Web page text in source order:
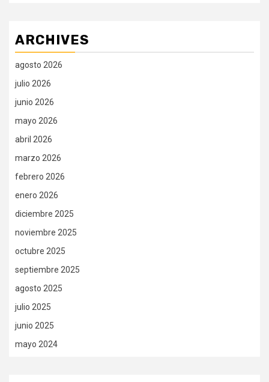
ARCHIVES
agosto 2026
julio 2026
junio 2026
mayo 2026
abril 2026
marzo 2026
febrero 2026
enero 2026
diciembre 2025
noviembre 2025
octubre 2025
septiembre 2025
agosto 2025
julio 2025
junio 2025
mayo 2024